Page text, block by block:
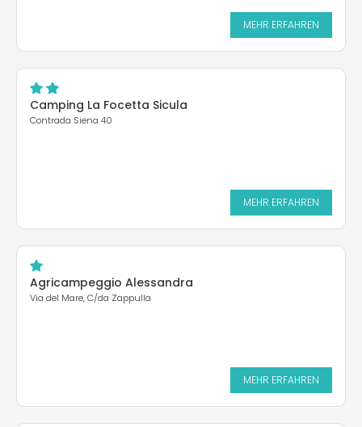
MEHR ERFAHREN
Camping La Focetta Sicula
Contrada Siena 40
MEHR ERFAHREN
Agricampeggio Alessandra
Via del Mare, C/da Zappulla
MEHR ERFAHREN